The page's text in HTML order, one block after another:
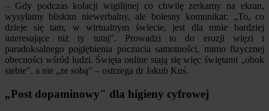
– Gdy podczas kolacji wigilijnej co chwilę zerkamy na ekran,
wysyłamy bliskim niewerbalny, ale bolesny komunikat: „To, co
dzieje się tam, w wirtualnym świecie, jest dla mnie bardziej
interesujące niż ty tutaj". Prowadzi to do erozji więzi i
paradoksalnego pogłębienia poczucia samotności, mimo fizycznej
obecności wśród ludzi. Święta online stają się więc świętami „obok
siebie", a nie „ze sobą" – ostrzega dr Jakub Kuś.
„Post dopaminowy" dla higieny cyfrowej